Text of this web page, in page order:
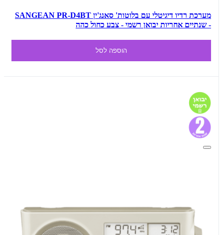
מערכת רדיו דיגיטלי עם בלוטות' סאנג'ין SANGEAN PR-D4BT
- שנתיים אחריות יבואן רשמי - צבע כחול כהה
הוספה לסל